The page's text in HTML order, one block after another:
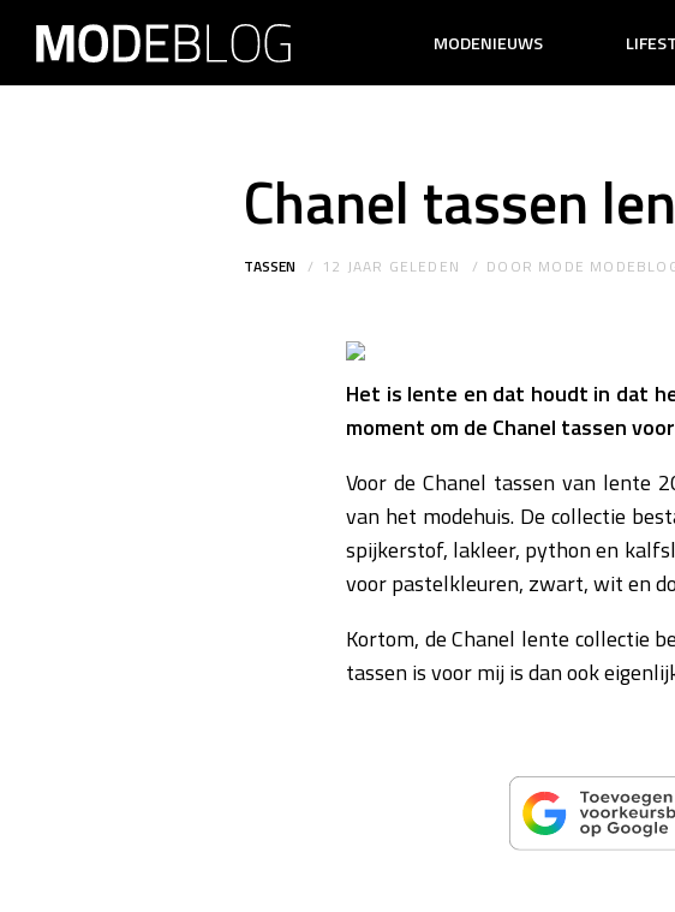
MODENIEUWS
Chanel tassen
TASSEN 12 JAAR GELEDEN DOOR MODE
Het is lente en dat houdt in dat
moment om de Chanel tassen
Voor de Chanel tassen van lente
van het modehuis. De collectie
spijkerstof, lakleer, python en
voor pastelkleuren, zwart, wit en
Kortom, de Chanel lente collectie
tassen is voor mij is dan ook